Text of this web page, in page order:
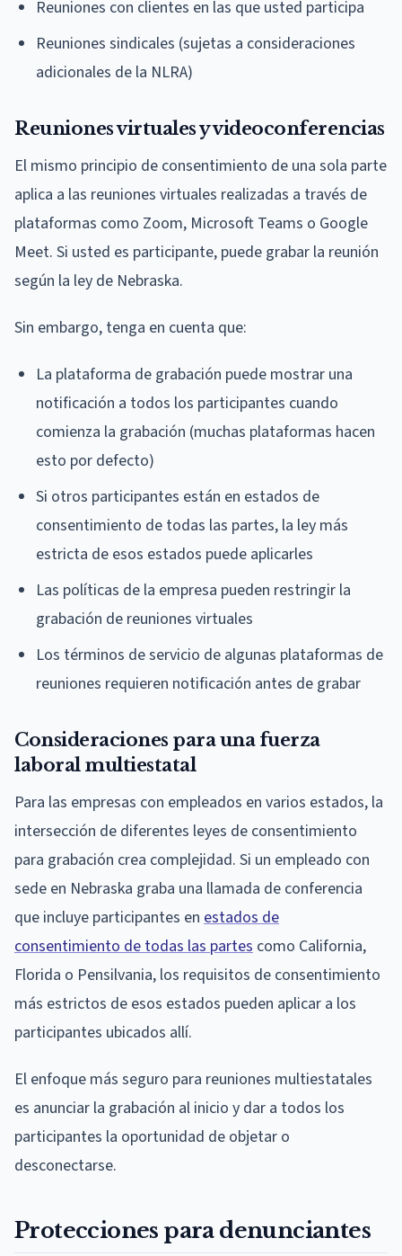
Reuniones con clientes en las que usted participa
Reuniones sindicales (sujetas a consideraciones
adicionales de la NLRA)
Reuniones virtuales y videoconferencias
El mismo principio de consentimiento de una sola parte
aplica a las reuniones virtuales realizadas a través de
plataformas como Zoom, Microsoft Teams o Google
Meet. Si usted es participante, puede grabar la reunión
según la ley de Nebraska.
Sin embargo, tenga en cuenta que:
La plataforma de grabación puede mostrar una
notificación a todos los participantes cuando
comienza la grabación (muchas plataformas hacen
esto por defecto)
Si otros participantes están en estados de
consentimiento de todas las partes, la ley más
estricta de esos estados puede aplicarles
Las políticas de la empresa pueden restringir la
grabación de reuniones virtuales
Los términos de servicio de algunas plataformas de
reuniones requieren notificación antes de grabar
Consideraciones para una fuerza
laboral multiestatal
Para las empresas con empleados en varios estados, la
intersección de diferentes leyes de consentimiento
para grabación crea complejidad. Si un empleado con
sede en Nebraska graba una llamada de conferencia
que incluye participantes en estados de
consentimiento de todas las partes como California,
Florida o Pensilvania, los requisitos de consentimiento
más estrictos de esos estados pueden aplicar a los
participantes ubicados allí.
El enfoque más seguro para reuniones multiestatales
es anunciar la grabación al inicio y dar a todos los
participantes la oportunidad de objetar o
desconectarse.
Protecciones para denunciantes